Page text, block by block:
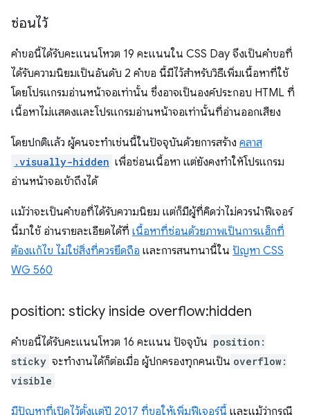
ซ่อนไว้
คำขอนี้ได้รับคะแนนโหวต 19 คะแนนใน CSS Day จึงเป็นคำขอที่
ได้รับความนิยมเป็นอันดับ 2 คำขอ นี้มีไว้สำหรับวิธีเพิ่มเนื้อหาที่ใช้
โดยโปรแกรมอ่านหน้าจอเท่านั้น ซึ่งอาจเป็นองค์ประกอบ HTML ที่
เนื้อหาไม่แสดงและโปรแกรมอ่านหน้าจอเท่านั้นที่อ่านออกเสียง
โดยปกติแล้ว ผู้คนจะทำเช่นนี้ในปัจจุบันด้วยการสร้าง คลาส
.visually-hidden เพื่อซ่อนเนื้อหา แต่ยังคงทำให้โปรแกรม
อ่านหน้าจอเข้าถึงได้
แม้ว่าจะเป็นคำขอที่ได้รับความนิยม แต่ก็มีผู้ที่คิดว่าไม่ควรนำฟีเจอร์
นี้มาใช้ อ่านรายละเอียดได้ที่ เนื้อหาที่ซ่อนด้วยภาพเป็นการแฮ็กที่
ต้องแก้ไข ไม่ใช่สิ่งที่ควรยึดถือ และการสนทนานี้ใน ปัญหา CSS
WG 560
position: sticky inside overflow:hidden
คำขอนี้ได้รับคะแนนโหวต 16 คะแนน ปัจจุบัน position:
sticky จะทำงานได้ก็ต่อเมื่อ ผู้ปกครองทุกคนเป็น overflow:
visible
มีปัญหาที่เปิดไว้ตั้งแต่ปี 2017 ที่ขอให้เพิ่มฟีเจอร์นี้ และแม้ว่ากรณี